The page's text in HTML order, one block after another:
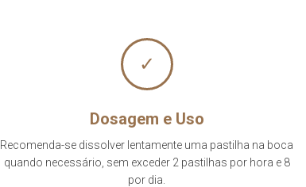
✓
Dosagem e Uso
Recomenda-se dissolver lentamente uma pastilha na boca
quando necessário, sem exceder 2 pastilhas por hora e 8
por dia.